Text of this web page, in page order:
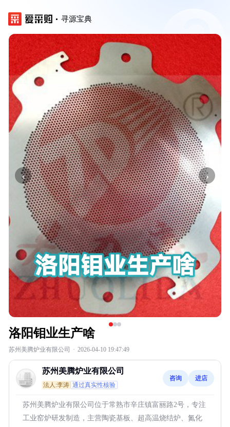
寻源宝典
‹ ›
洛阳钼业生产啥
苏州美腾炉业有限公司 · 2026-04-10 19:47:49
苏州美腾炉业有限公司
法人:李涛 通过真实性核验
咨询 进店
苏州美腾炉业有限公司位于常熟市辛庄镇富丽路2号，专注
工业窑炉研发制造，主营陶瓷基板、超高温烧结炉、氮化